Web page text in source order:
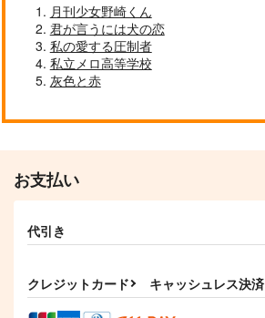
月刊少女野崎くん
君が言うには犬の恋
私の愛する圧制者
私立メロ高等学校
灰色と赤
お支払い
代引き
クレジットカード キャッシュレス決済